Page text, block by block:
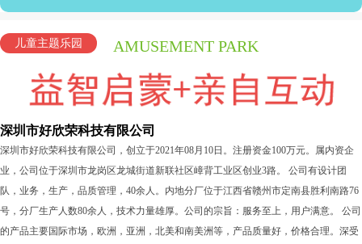
儿童主题乐园 AMUSEMENT PARK
深圳市好欣荣科技有限公司
深圳市好欣荣科技有限公司，创立于2021年08月10日。注册资金100万元。属内资企
业，公司位于深圳市龙岗区龙城街道新联社区嶂背工业区创业3路。 公司有设计团
队，业务，生产，品质管理，40余人。内地分厂位于江西省赣州市定南县胜利南路76
号，分厂生产人数80余人，技术力量雄厚。公司的宗旨：服务至上，用户满意。 公司
的产品主要国际市场，欧洲，亚洲，北美和南美洲等，产品质量好，价格合理。深受